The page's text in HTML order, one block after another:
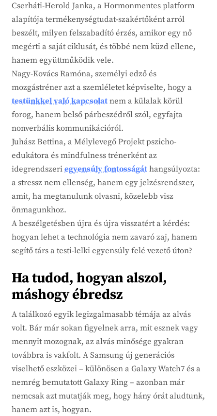
Cserháti-Herold Janka, a Hormonmentes platform
alapítója termékenységtudat-szakértőként arról
beszélt, milyen felszabadító érzés, amikor egy nő
megérti a saját ciklusát, és többé nem küzd ellene,
hanem együttműködik vele.
Nagy-Kovács Ramóna, személyi edző és
mozgástréner azt a szemléletet képviselte, hogy a
testünkkel való kapcsolatnem a külalak körül
forog, hanem belső párbeszédről szól, egyfajta
nonverbális kommunikációról.
Juhász Bettina, a Mélylevegő Projekt pszicho-
edukátora és mindfulness trénerként az
idegrendszeriegyensúly fontosságáthangsúlyozta:
a stressz nem ellenség, hanem egy jelzésrendszer,
amit, ha megtanulunk olvasni, közelebb visz
önmagunkhoz.
A beszélgetésben újra és újra visszatért a kérdés:
hogyan lehet a technológia nem zavaró zaj, hanem
segítő társ a testi-lelki egyensúly felé vezető úton?
Ha tudod, hogyan alszol,
máshogy ébredsz
A találkozó egyik legizgalmasabb témája az alvás
volt. Bár már sokan figyelnek arra, mit esznek vagy
mennyit mozognak, az alvás minősége gyakran
továbbra is vakfolt. A Samsung új generációs
viselhető eszközei – különösen a Galaxy Watch7 és a
nemrég bemutatott Galaxy Ring – azonban már
nemcsak azt mutatják meg, hogy hány órát aludtunk,
hanem azt is, hogyan.